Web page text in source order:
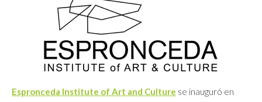
Espronceda Institute of Art and Culture se inauguró en